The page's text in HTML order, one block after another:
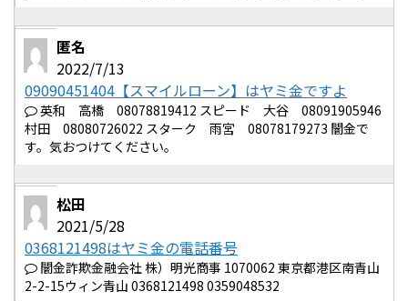
匿名
2022/7/13
09090451404【スマイルローン】はヤミ金ですよ
英和 高橋 08078819412 スピード 大谷 08091905946
村田 08080726022 スターク 雨宮 08078179273 闇金で
す。気おつけてください。
松田
2021/5/28
0368121498はヤミ金の電話番号
闇金詐欺金融会社 株）明光商事 1070062 東京都港区南青山
2-2-15ウィン青山 0368121498 0359048532